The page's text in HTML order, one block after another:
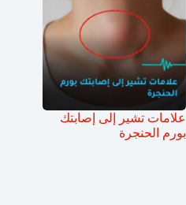
علامات تشير إلى إصابتك
بورم الحنجرة